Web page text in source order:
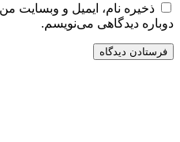
ذخیره نام، ایمیل و وبسایت
دوباره دیدگاهی می‌نویسم.